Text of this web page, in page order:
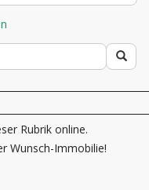
Rubrik online.
Wunsch-Immobilie!